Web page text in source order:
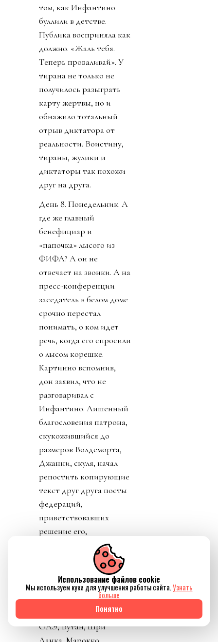
том, как Инфантино
буллили в детстве.
Публика восприняла как
должно. «Жаль тебя.
Теперь проваливай». У
тирана не только не
получилось разыграть
карту жертвы, но и
обнажило тотальный
отрыв диктатора от
реальности. Воистину,
тираны, жулики и
диктаторы так похожи
друг на друга.
День 8. Понедельник. А
где же главный
бенефициар и
«папочка» лысого из
ФИФА? А он не
отвечает на звонки. А на
пресс-конференции
заседатель в белом доме
срочно перестал
понимать, о ком идет
речь, когда его спросили
о лысом корешке.
Картинно вспомнив,
дон заявил, что не
разговаривал с
Инфантино. Лишенный
благословения патрона,
скукожившийся до
размеров Волдеморта,
Джанни, скуля, начал
репостить копирующие
текст друг друга посты
федераций,
приветствовавших
решение его,
Инфантино, отменить
план прихватизации.
Опять смотрим что
такое «газлайтинг», а
равно и рассматриваем
подборку стран: Катар,
ОАЭ, Бутан, Шри
Использование файлов cookie
Мы используем куки для улучшения работы сайта.Узнать
больше
Понятно